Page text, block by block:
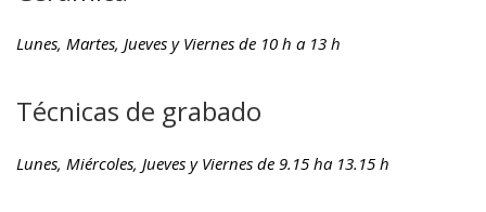
Lunes, Martes, Jueves y Viernes de 10 h a 13 h
Técnicas de grabado
Lunes, Miércoles, Jueves y Viernes de 9.15 ha 13.15 h